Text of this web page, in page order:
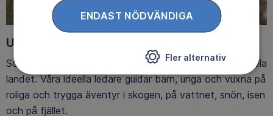
Upptäck nya äventyr
Som medlem har du tillgång till alla våra äventyr, över hela
landet. Våra ideella ledare guidar barn, unga och vuxna på
roliga och trygga äventyr i skogen, på vattnet, snön, isen
och på fjället.
ENDAST NÖDVÄNDIGA
Fler alternativ